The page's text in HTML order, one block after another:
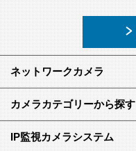
ネットワークカメラ
カメラカテゴリーから探す
IP監視カメラシステム